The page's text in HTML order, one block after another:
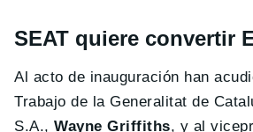
SEAT quiere convertir
Al acto de inauguración han
Trabajo de la Generalitat de
S.A.,Wayne Griffiths, y al